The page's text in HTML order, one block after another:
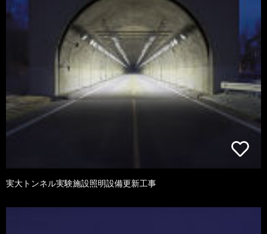
実大トンネル実験施設照明設備更新工事